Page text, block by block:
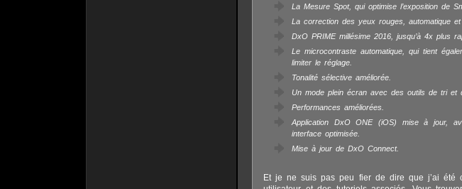
La Mesure Spot, qui optimise l’exposition de
La correction des yeux rouges, automatique et
DxO PRIME millésime 2016, jusqu’à 4x plus
Le microcontraste automatique, qui tient
limiter le réglage.
Tonalité sélective améliorée.
Un mode plein écran avec des outils de tri et
Performances améliorées.
Application DxO ONE (iOS) mise à jour,
interface optimisée.
Mise à jour de DxO Connect.
Et je ne suis pas peu fier de dire que j’ai été